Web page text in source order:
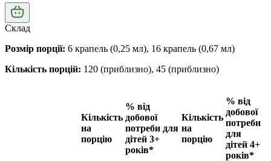
Склад
Розмір порції: 6 крапель (0,25 мл), 16 крапель (0,67 мл)
Кількість порцій: 120 (приблизно), 45 (приблизно)
Кількість
на
порцію
% від
добової
потреби для
дітей 3+
років*
Кількість
на
порцію
% від
добової
потреби
для
дітей 4+
років*